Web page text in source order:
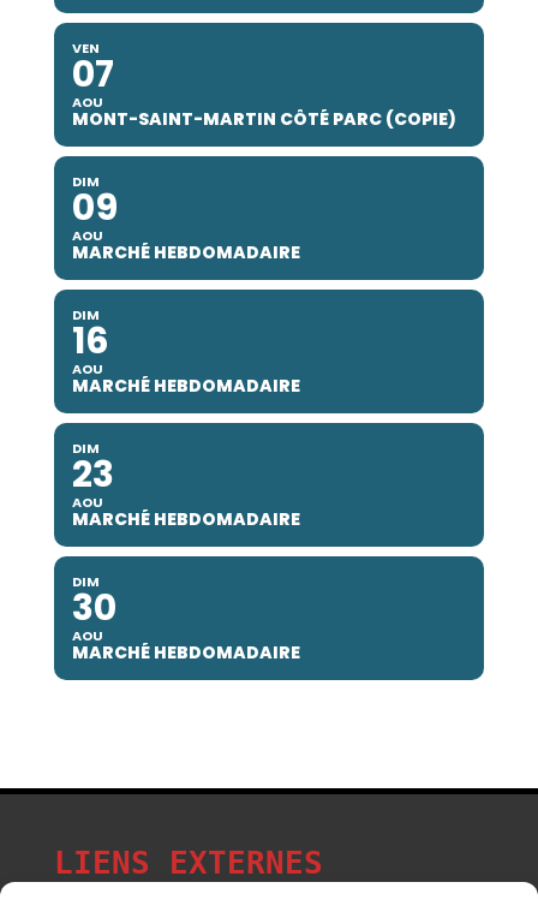
VEN
07
AOU
MONT-SAINT-MARTIN CÔTÉ PARC (COPIE)
DIM
09
AOU
MARCHÉ HEBDOMADAIRE
DIM
16
AOU
MARCHÉ HEBDOMADAIRE
DIM
23
AOU
MARCHÉ HEBDOMADAIRE
DIM
30
AOU
MARCHÉ HEBDOMADAIRE
LIENS EXTERNES